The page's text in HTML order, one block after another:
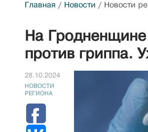
Главная / Новости / Новости
На
против гриппа.
28.10.2024
НОВОСТИ
РЕГИОНА